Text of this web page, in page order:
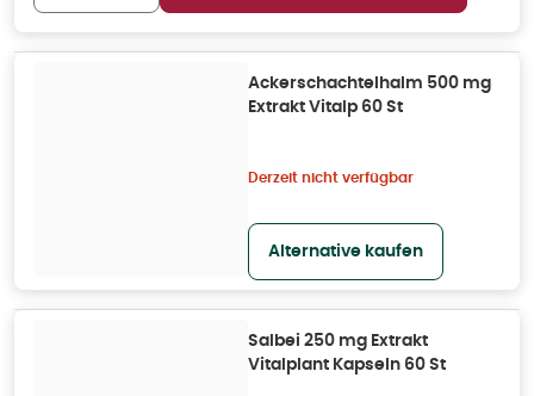
Ackerschachtelhalm 500 mg
Extrakt Vitalp 60 St
Derzeit nicht verfügbar
Alternative kaufen
Salbei 250 mg Extrakt
Vitalplant Kapseln 60 St